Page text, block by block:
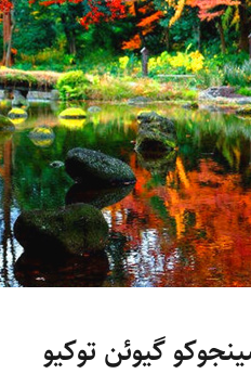
گیوئن توکیو